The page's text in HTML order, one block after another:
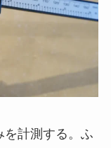
を計測する。ふ